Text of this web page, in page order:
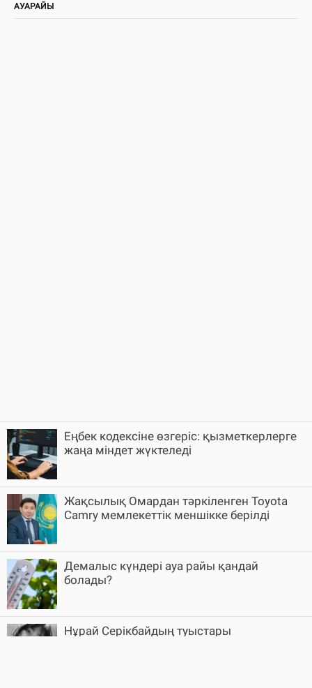
АУАРАЙЫ
Еңбек кодексіне өзгеріс: қызметкерлерге
жаңа міндет жүктеледі
Жақсылық Омардан тәркіленген Toyota
Camry мемлекеттік меншікке берілді
Демалыс күндері ауа райы қандай
болады?
Нұрай Серікбайдың туыстары